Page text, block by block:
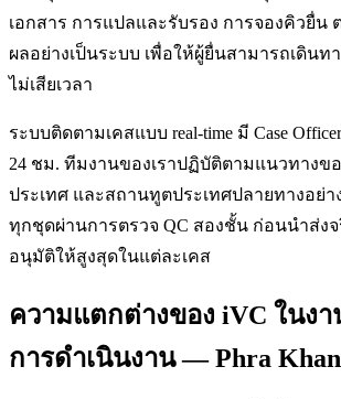
เอกสาร การแปลและรับรอง การจองคิวยื่น
ผลอย่างเป็นระบบ เพื่อให้ผู้ยื่นสามารถเดินท
ไม่เสียเวลา
ระบบติดตามเคสแบบ real-time มี Case
24 ชม. ทีมงานของเราปฏิบัติตามแนวทางข
ประเทศ และสถานทูตประเทศปลายทางอย่า
ทุกชุดผ่านการตรวจ QC สองชั้น ก่อนนำส่งจ
อนุมัติให้สูงสุดในแต่ละเคส
ความแตกต่างของ iVC ในง
การดำเนินงาน — Phra